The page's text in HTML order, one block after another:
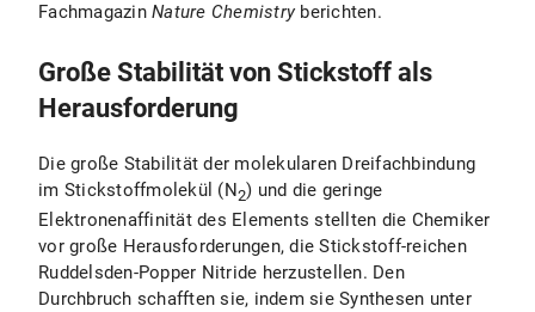
Fachmagazin Nature Chemistry berichten.
Große Stabilität von Stickstoff als
Herausforderung
Die große Stabilität der molekularen Dreifachbindung
im Stickstoffmolekül (N2) und die geringe
Elektronenaffinität des Elements stellten die Chemiker
vor große Herausforderungen, die Stickstoff-reichen
Ruddelsden-Popper Nitride herzustellen. Den
Durchbruch schafften sie, indem sie Synthesen unter